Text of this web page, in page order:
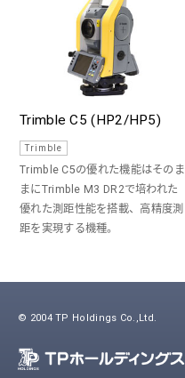
Trimble C5 (HP2/HP5)
Trimble
Trimble C5の優れた機能はそのま
まにTrimble M3 DR2で培われた
優れた測距性能を搭載、高精度測
距を実現する機種。
© 2004 TP Holdings Co.,Ltd.